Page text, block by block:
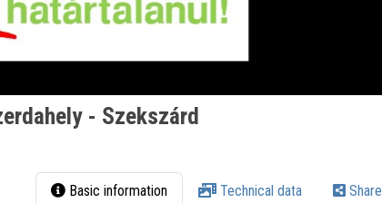
- Szekszárd
Basic information Technical data Share